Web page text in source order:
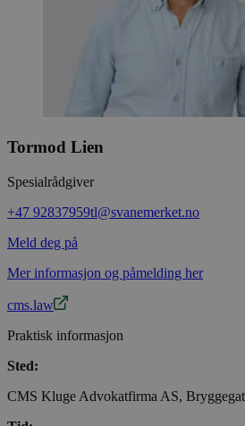
Tormod Lien
Spesialrådgiver
+47 92837959tl@svanemerket.no
Meld deg på
Mer informasjon og påmelding her
cms.law
Praktisk informasjon
Sted:
CMS Kluge Advokatfirma AS,